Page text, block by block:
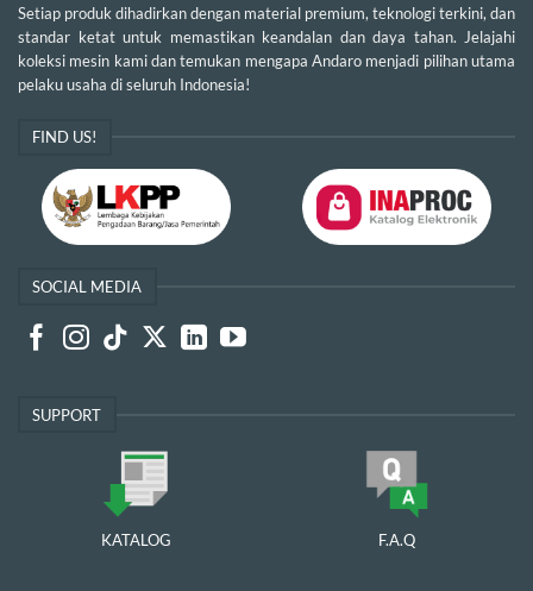
Setiap produk dihadirkan dengan material premium, teknologi terkini, dan
standar ketat untuk memastikan keandalan dan daya tahan. Jelajahi
koleksi mesin kami dan temukan mengapa Andaro menjadi pilihan utama
pelaku usaha di seluruh Indonesia!
FIND US!
SOCIAL MEDIA
SUPPORT
KATALOG F.A.Q